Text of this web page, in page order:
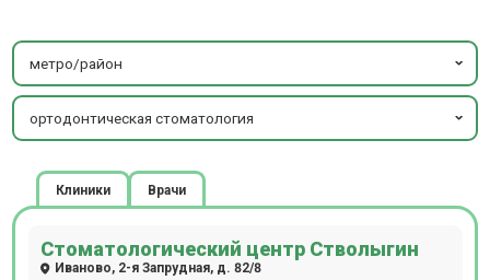
метро/район
ортодонтическая стоматология
Клиники Врачи
Стоматологический центр Стволыгин
Иваново, 2-я Запрудная, д. 82/8